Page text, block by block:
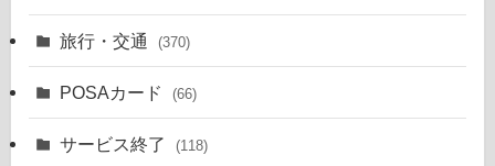
旅行・交通 (370)
POSAカード (66)
サービス終了 (118)